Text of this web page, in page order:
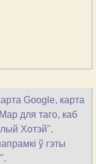
Google, карта
для таго, каб
Хотэй".
ў гэты